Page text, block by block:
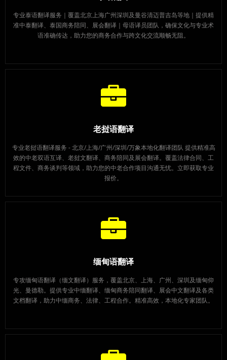
专业泰语翻译服务｜覆盖北京上海广州深圳及曼谷清迈普吉岛等地｜提供精
准中泰翻译、泰国商务陪同、展会翻译｜母语译员团队，确保文化与专业术
语准确传达，助力您的商务合作与跨文化交流顺畅无阻。
老挝语翻译
专业老挝语翻译服务 - 北京/上海/广州/深圳/万象本地化翻译团队 提供精准高
效的中老双语互译、老挝文翻译、商务陪同及展会翻译。覆盖法律合同、工
程文件、商务谈判等领域，助力您的中老合作项目沟通无忧。立即获取专业
报价。
缅甸语翻译
专攻缅甸语翻译（缅文翻译）服务，覆盖北京、上海、广州、深圳及缅甸仰
光、曼德勒。提供专业中缅翻译、缅甸商务陪同翻译、展会中文翻译及各类
文档翻译，助力中缅商务、法律、工程合作。精准高效，本地化专家团队。